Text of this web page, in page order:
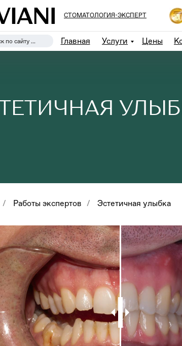
по сайту ...
СТОМАТОЛОГИЯ-ЭКСПЕРТ
Услуги
Главная Цены
/ Работы экспертов / Эстетичная улыбка